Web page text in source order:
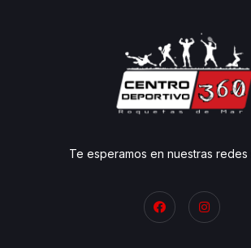
Te esperamos en nuestras redes